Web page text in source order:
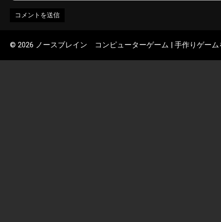
© 2026 ノースブレイン コンピューターゲーム | 手作りゲーム